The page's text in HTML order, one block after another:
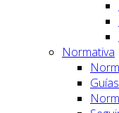
Normativa